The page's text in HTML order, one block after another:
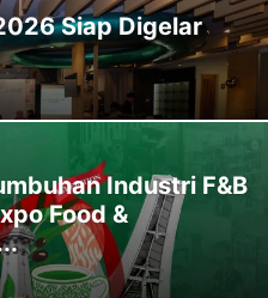
Siap Digelar
Industri F&B
Food &